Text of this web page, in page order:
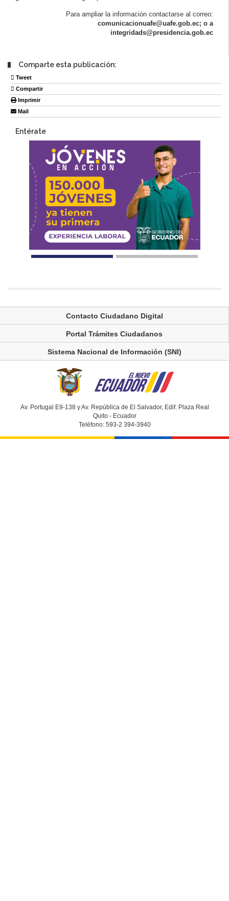
Para ampliar la información contactarse al correo:
comunicacionuafe@uafe.gob.ec; o a
integridads@presidencia.gob.ec
Comparte esta publicación:
Tweet
Compartir
Imprimir
Mail
Entérate
Contacto Ciudadano Digital
Portal Trámites Ciudadanos
Sistema Nacional de Información (SNI)
Av. Portugal E9-138 y Av. República de El Salvador, Edif. Plaza Real
Quito - Ecuador
Teléfono: 593-2 394-3940